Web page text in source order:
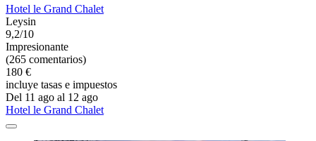
Hotel le Grand Chalet
Leysin
9,2/10
Impresionante
(265 comentarios)
180 €
incluye tasas e impuestos
Del 11 ago al 12 ago
Hotel le Grand Chalet